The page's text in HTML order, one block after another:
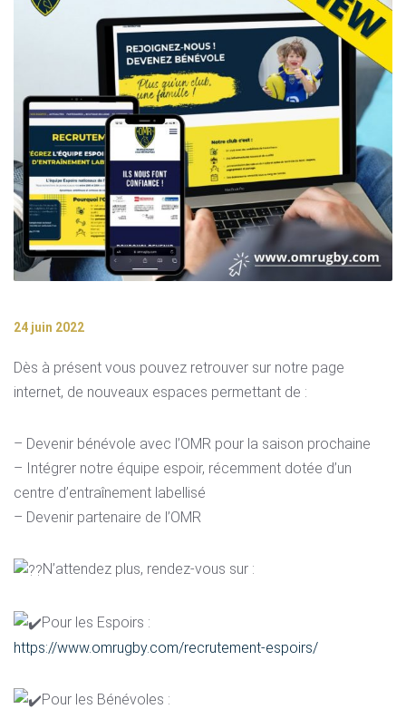
24 juin 2022
Dès à présent vous pouvez retrouver sur notre page
internet, de nouveaux espaces permettant de :
– Devenir bénévole avec l’OMR pour la saison prochaine
– Intégrer notre équipe espoir, récemment dotée d’un
centre d’entraînement labellisé
– Devenir partenaire de l’OMR
N’attendez plus, rendez-vous sur :
Pour les Espoirs :
https://www.omrugby.com/recrutement-espoirs/
Pour les Bénévoles :